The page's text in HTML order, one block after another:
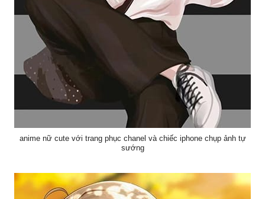
anime nữ cute với trang phục chanel và chiếc iphone chụp ảnh tự
sướng